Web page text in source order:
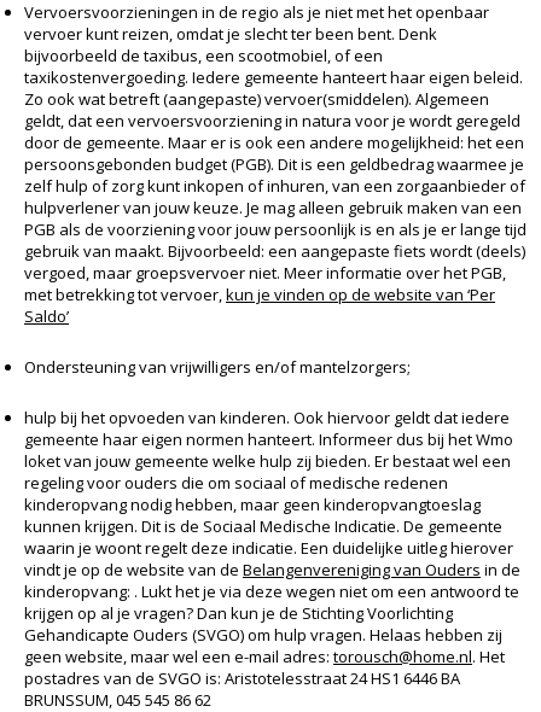
Vervoersvoorzieningen in de regio als je niet met het openbaar
vervoer kunt reizen, omdat je slecht ter been bent. Denk
bijvoorbeeld de taxibus, een scootmobiel, of een
taxikostenvergoeding. Iedere gemeente hanteert haar eigen beleid.
Zo ook wat betreft (aangepaste) vervoer(smiddelen). Algemeen
geldt, dat een vervoersvoorziening in natura voor je wordt geregeld
door de gemeente. Maar er is ook een andere mogelijkheid: het een
persoonsgebonden budget (PGB). Dit is een geldbedrag waarmee je
zelf hulp of zorg kunt inkopen of inhuren, van een zorgaanbieder of
hulpverlener van jouw keuze. Je mag alleen gebruik maken van een
PGB als de voorziening voor jouw persoonlijk is en als je er lange tijd
gebruik van maakt. Bijvoorbeeld: een aangepaste fiets wordt (deels)
vergoed, maar groepsvervoer niet. Meer informatie over het PGB,
met betrekking tot vervoer,kun je vinden op de website van ‘Per
Saldo’
Ondersteuning van vrijwilligers en/of mantelzorgers;
hulp bij het opvoeden van kinderen. Ook hiervoor geldt dat iedere
gemeente haar eigen normen hanteert. Informeer dus bij het Wmo
loket van jouw gemeente welke hulp zij bieden. Er bestaat wel een
regeling voor ouders die om sociaal of medische redenen
kinderopvang nodig hebben, maar geen kinderopvangtoeslag
kunnen krijgen. Dit is de Sociaal Medische Indicatie. De gemeente
waarin je woont regelt deze indicatie. Een duidelijke uitleg hierover
vindt je op de website van de Belangenvereniging van Ouders in de
kinderopvang: . Lukt het je via deze wegen niet om een antwoord te
krijgen op al je vragen? Dan kun je de Stichting Voorlichting
Gehandicapte Ouders (SVGO) om hulp vragen. Helaas hebben zij
geen website, maar wel een e-mail adres: torousch@home.nl. Het
postadres van de SVGO is: Aristotelesstraat 24 HS1 6446 BA
BRUNSSUM, 045 545 86 62